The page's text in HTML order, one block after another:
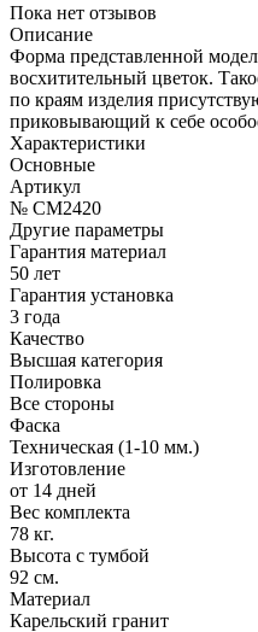
Пока нет отзывов
Описание
Форма представленной
восхитительный цветок.
по краям изделия
приковывающий к себе
Характеристики
Основные
Артикул
№ CM2420
Другие параметры
Гарантия материал
50 лет
Гарантия установка
3 года
Качество
Высшая категория
Полировка
Все стороны
Фаска
Техническая (1-10 мм.)
Изготовление
от 14 дней
Вес комплекта
78 кг.
Высота с тумбой
92 см.
Материал
Карельский гранит